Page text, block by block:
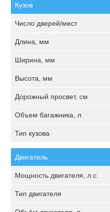
Кузов
Число дверей/мест
Длина, мм
Ширина, мм
Высота, мм
Дорожный просвет, см
Объем багажника, л
Тип кузова
Двигатель
Мощность двигателя, л.с.
Тип двигателя